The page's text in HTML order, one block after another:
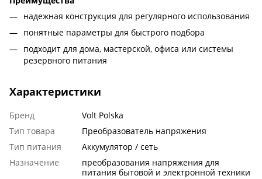
надежная конструкция для регулярного использования
понятные параметры для быстрого подбора
подходит для дома, мастерской, офиса или системы
резервного питания
Характеристики
Бренд
Volt Polska
Тип товара
Преобразователь напряжения
Тип питания
Аккумулятор / сеть
Назначение
преобразования напряжения для
питания бытовой и электронной техники